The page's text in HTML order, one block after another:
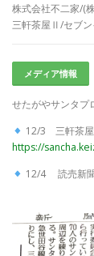
株式会社不二家/(
三軒茶屋Ⅱ/セブン
メディア情報
せたがやサンタプ
12/3 三軒茶
https://
12/4 読売新